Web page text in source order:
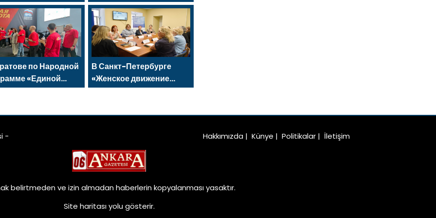
Programı için
Golovin’e
sundu
сила, которая изменит
страну
по Народной
«Единой
2021 открылся
высота»
В Санкт-Петербурге
«Женское движение
Единой России»
предложения по
женщин
- Hakkımızda | Künye | Politikalar | İletişim
belirtmeden ve izin almadan haberlerin kopyalanması yasaktır.
Site haritasıyolu gösterir.